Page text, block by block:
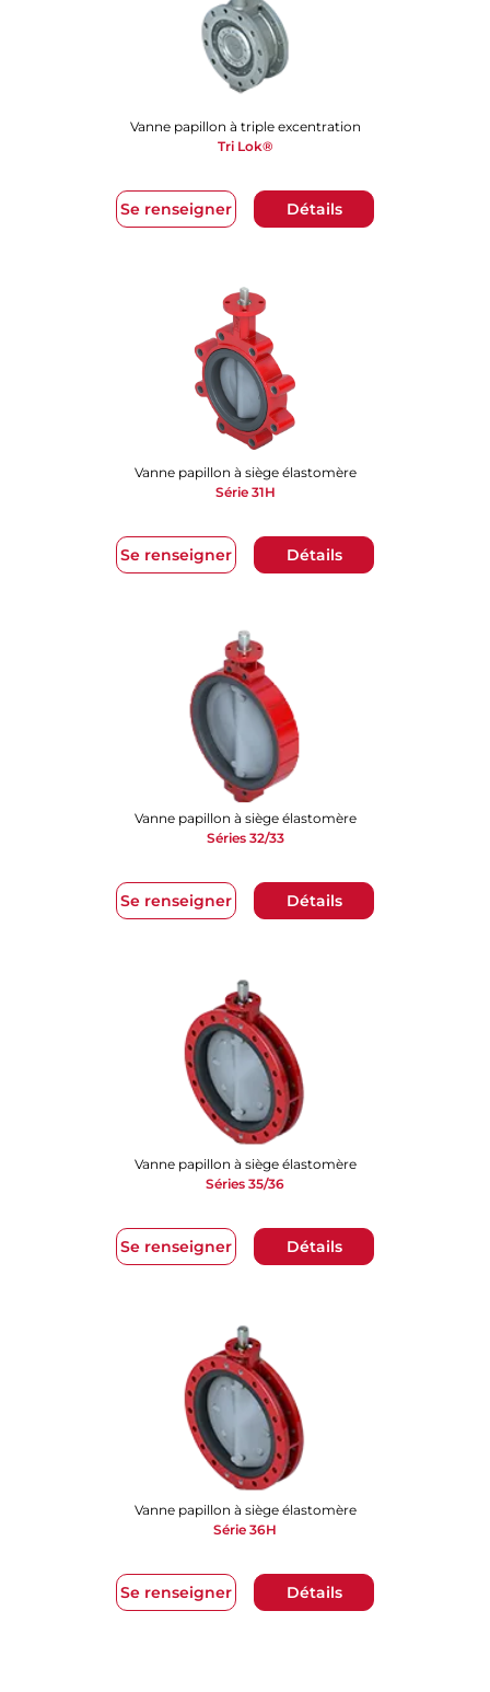
Se renseigner Détails
Vanne papillon à triple excentration
Tri Lok®
Se renseigner Détails
Vanne papillon à siège élastomère
Série 31H
Se renseigner Détails
Vanne papillon à siège élastomère
Séries 32/33
Se renseigner Détails
Vanne papillon à siège élastomère
Séries 35/36
Se renseigner Détails
Vanne papillon à siège élastomère
Série 36H